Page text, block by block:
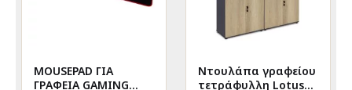
MOUSEPAD ΓΙΑ
ΓΡΑΦΕΙΑ GAMING
Nτουλάπα γραφείου
τετράφυλλη Lotus